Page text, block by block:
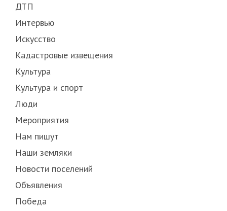
ДТП
Интервью
Искусство
Кадастровые извещения
Культура
Культура и спорт
Люди
Мероприятия
Нам пишут
Наши земляки
Новости поселений
Объявления
Победа